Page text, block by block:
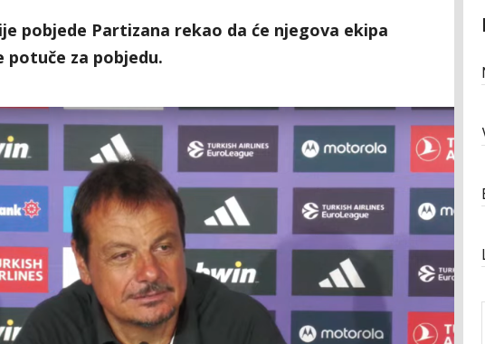
pobjede Partizana rekao da će njegova ekipa
potuče za pobjedu.